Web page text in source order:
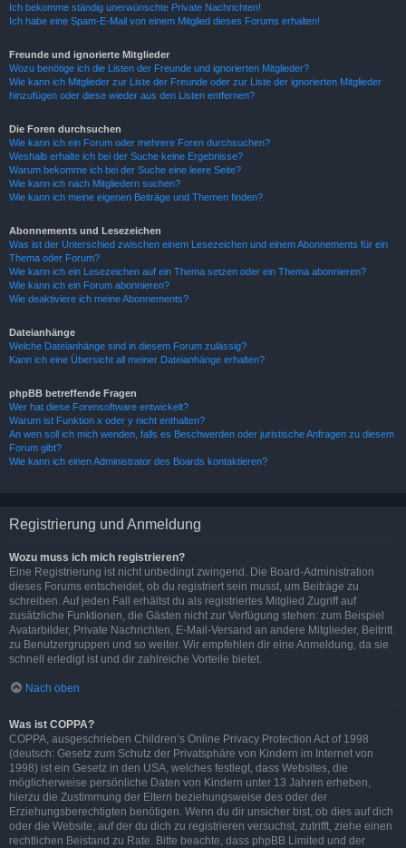
Ich bekomme ständig unerwünschte Private Nachrichten!
Ich habe eine Spam-E-Mail von einem Mitglied dieses Forums erhalten!
Freunde und ignorierte Mitglieder
Wozu benötige ich die Listen der Freunde und ignorierten Mitglieder?
Wie kann ich Mitglieder zur Liste der Freunde oder zur Liste der ignorierten Mitglieder
hinzufügen oder diese wieder aus den Listen entfernen?
Die Foren durchsuchen
Wie kann ich ein Forum oder mehrere Foren durchsuchen?
Weshalb erhalte ich bei der Suche keine Ergebnisse?
Warum bekomme ich bei der Suche eine leere Seite?
Wie kann ich nach Mitgliedern suchen?
Wie kann ich meine eigenen Beiträge und Themen finden?
Abonnements und Lesezeichen
Was ist der Unterschied zwischen einem Lesezeichen und einem Abonnements für ein
Thema oder Forum?
Wie kann ich ein Lesezeichen auf ein Thema setzen oder ein Thema abonnieren?
Wie kann ich ein Forum abonnieren?
Wie deaktiviere ich meine Abonnements?
Dateianhänge
Welche Dateianhänge sind in diesem Forum zulässig?
Kann ich eine Übersicht all meiner Dateianhänge erhalten?
phpBB betreffende Fragen
Wer hat diese Forensoftware entwickelt?
Warum ist Funktion x oder y nicht enthalten?
An wen soll ich mich wenden, falls es Beschwerden oder juristische Anfragen zu diesem
Forum gibt?
Wie kann ich einen Administrator des Boards kontaktieren?
Registrierung und Anmeldung
Wozu muss ich mich registrieren?
Eine Registrierung ist nicht unbedingt zwingend. Die Board-Administration
dieses Forums entscheidet, ob du registriert sein musst, um Beiträge zu
schreiben. Auf jeden Fall erhältst du als registriertes Mitglied Zugriff auf
zusätzliche Funktionen, die Gästen nicht zur Verfügung stehen: zum Beispiel
Avatarbilder, Private Nachrichten, E-Mail-Versand an andere Mitglieder, Beitritt
zu Benutzergruppen und so weiter. Wir empfehlen dir eine Anmeldung, da sie
schnell erledigt ist und dir zahlreiche Vorteile bietet.
Nach oben
Was ist COPPA?
COPPA, ausgeschrieben Children’s Online Privacy Protection Act of 1998
(deutsch: Gesetz zum Schutz der Privatsphäre von Kindern im Internet von
1998) ist ein Gesetz in den USA, welches festlegt, dass Websites, die
möglicherweise persönliche Daten von Kindern unter 13 Jahren erheben,
hierzu die Zustimmung der Eltern beziehungsweise des oder der
Erziehungsberechtigten benötigen. Wenn du dir unsicher bist, ob dies auf dich
oder die Website, auf der du dich zu registrieren versuchst, zutrifft, ziehe einen
rechtlichen Beistand zu Rate. Bitte beachte, dass phpBB Limited und der